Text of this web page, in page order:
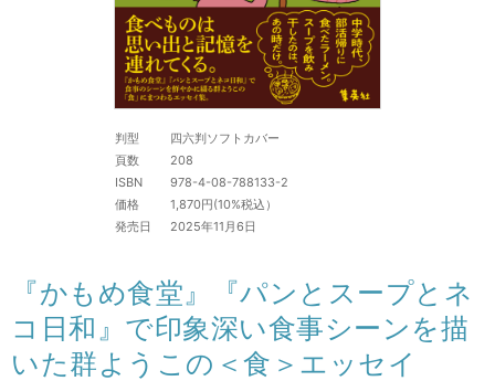
判型
四六判ソフトカバー
頁数
208
ISBN
978-4-08-788133-2
価格
1,870円(10%税込）
発売日
2025年11月6日
『かもめ食堂』『パンとスープとネ
コ日和』で印象深い食事シーンを描
いた群ようこの＜食＞エッセイ